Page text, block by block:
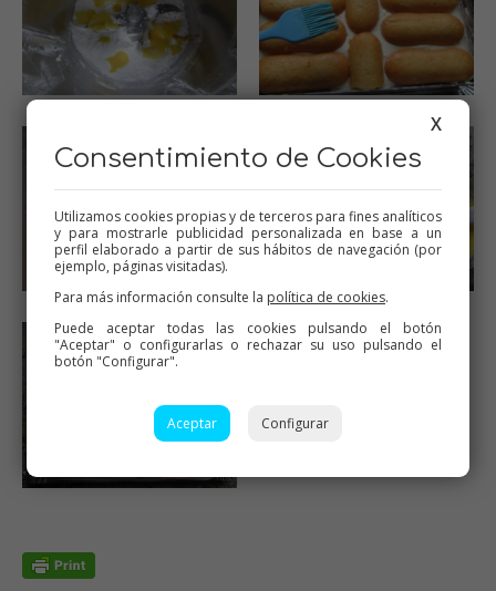
X
Consentimiento de Cookies
Utilizamos cookies propias y de terceros para fines analíticos
y para mostrarle publicidad personalizada en base a un
perfil elaborado a partir de sus hábitos de navegación (por
ejemplo, páginas visitadas).
Para más información consulte la política de cookies.
Puede aceptar todas las cookies pulsando el botón
"Aceptar" o configurarlas o rechazar su uso pulsando el
botón "Configurar".
Aceptar Configurar